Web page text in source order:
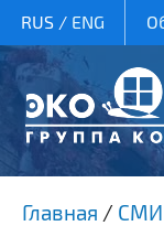
RUS/ ENG
Главная / СМИ